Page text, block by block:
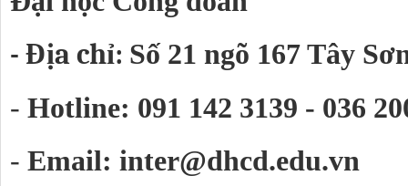
- Địa chỉ: Số 21 ngõ 167 Tây
- Hotline: 091 142 3139 - 036
- Email: inter@dhcd.edu.vn